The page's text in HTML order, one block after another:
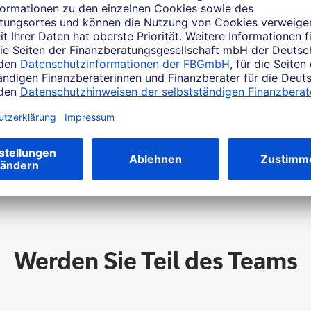
Thema beschäftigt
Werden Sie Teil des Teams